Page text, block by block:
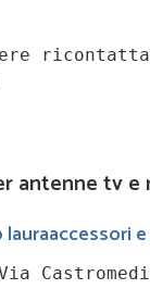
antenne tv e